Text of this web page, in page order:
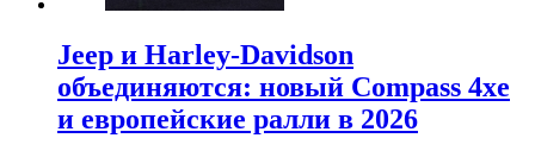
Jeep и Harley-Davidson
объединяются: новый Compass 4xe
и европейские ралли в 2026